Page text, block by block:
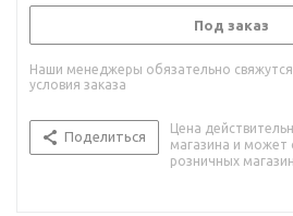
Под заказ
Наши менеджеры обязательно
условия заказа
Поделиться
Цена
магазина и может
розничных